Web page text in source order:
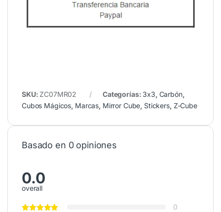
SKU:ZC07MR02 Categorías: 3x3, Carbón,
Cubos Mágicos, Marcas, Mirror Cube, Stickers, Z-Cube
Basado en 0 opiniones
0.0
overall
0